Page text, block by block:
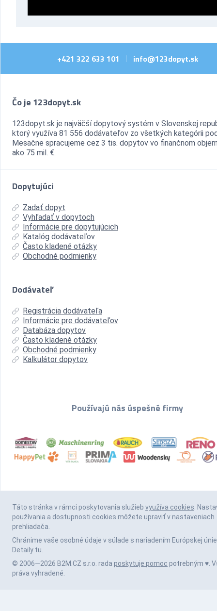
+421 322 633 101 info@123dopyt.sk
Čo je 123dopyt.sk
123dopyt.sk je najväčší dopytový systém v Slovenskej
ktorý využíva 81 556 dodávateľov zo všetkých kategórii
Mesačne spracujeme cez 3 tis. dopytov vo finančnom
ako 75 mil. €.
Dopytujúci
Zadať dopyt
Vyhľadať v dopytoch
Informácie pre dopytujúcich
Katalóg dodávateľov
Často kladené otázky
Obchodné podmienky
Dodávateľ
Registrácia dodávateľa
Informácie pre dodávateľov
Databáza dopytov
Často kladené otázky
Obchodné podmienky
Kalkulátor dopytov
Používajú nás úspešné firmy
Táto stránka v rámci poskytovania služieb využíva cookies.
používania a dostupnosti cookies môžete upraviť v nastaveniach
prehliadača.
Chránime vaše osobné údaje v súlade s nariadením Európskej únie
Detaily tu.
© 2006—2026 B2M.CZ s.r.o. rada poskytuje pomoc potrebným ♥️.
práva vyhradené.